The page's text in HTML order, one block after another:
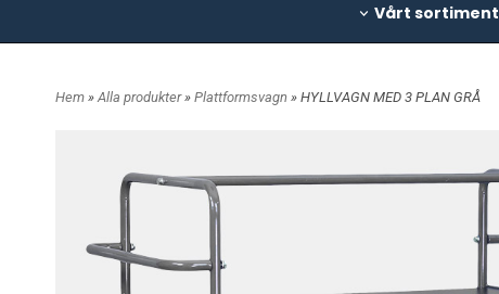
Vårt sortiment
Hem » Alla produkter» Plattformsvagn » HYLLVAGN MED 3 PLAN GRÅ